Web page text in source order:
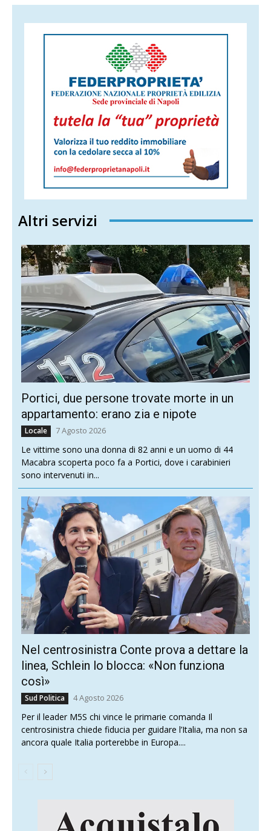
Altri servizi
Portici, due persone trovate morte in un
appartamento: erano zia e nipote
Locale 7 Agosto 2026
Le vittime sono una donna di 82 anni e un uomo di 44
Macabra scoperta poco fa a Portici, dove i carabinieri
sono intervenuti in...
Nel centrosinistra Conte prova a dettare la
linea, Schlein lo blocca: «Non funziona
così»
Sud Politica 4 Agosto 2026
Per il leader M5S chi vince le primarie comanda Il
centrosinistra chiede fiducia per guidare l’Italia, ma non sa
ancora quale Italia porterebbe in Europa....